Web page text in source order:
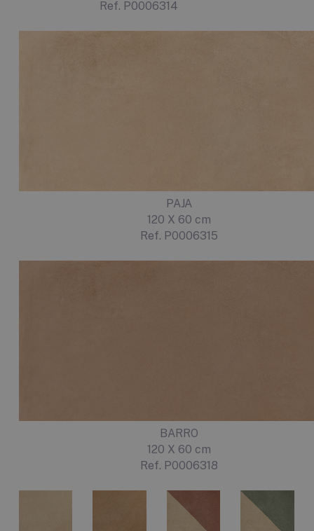
Ref. P0006314
PAJA
120 X 60 cm
Ref. P0006315
BARRO
120 X 60 cm
Ref. P0006318